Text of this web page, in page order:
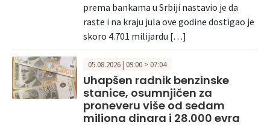
prema bankama u Srbiji nastavio je da
raste i na kraju jula ove godine dostigao je
skoro 4.701 milijardu […]
05.08.2026 | 09:00 > 07:04
Uhapšen radnik benzinske
stanice, osumnjičen za
proneveru više od sedam
miliona dinara i 28.000 evra